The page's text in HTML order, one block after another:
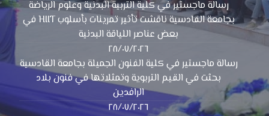
رسالة ماجستير في كلية التربية البدنية وعلوم الرياضة
بجامعة القادسية ناقشت تأثير تمرينات بأسلوب HIIT في
بعض عناصر اللياقة البدنية
٢٨/٠٧/٢٠٢٦
رسالة ماجستير في كلية الفنون الجميلة بجامعة القادسية
بحثت في القيم التربوية وتمثلاتها في فنون بلاد
الرافدين
٢٨/٠٧/٢٠٢٦